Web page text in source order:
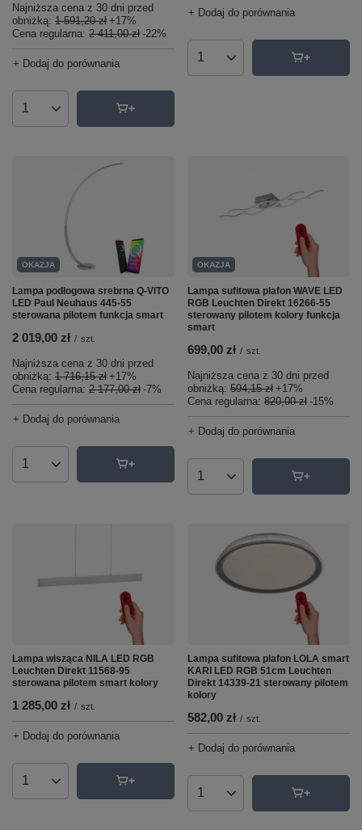
Najniższa cena z 30 dni przed
obniżką: 1 591,20 zł +17%
Cena regularna: 2 411,00 zł -22%
+ Dodaj do porównania
Ilość produktów
+ Dodaj do porównania
Ilość produktów
OKAZJA
Lampa podłogowa srebrna Q-VITO
LED Paul Neuhaus 445-55
sterowana pilotem funkcja smart
2 019,00 zł / szt.
Najniższa cena z 30 dni przed
obniżką: 1 716,15 zł +17%
Cena regularna: 2 177,00 zł -7%
+ Dodaj do porównania
Ilość produktów
OKAZJA
Lampa sufitowa plafon WAVE LED
RGB Leuchten Direkt 16266-55
sterowany pilotem kolory funkcja
smart
699,00 zł / szt.
Najniższa cena z 30 dni przed
obniżką: 594,15 zł +17%
Cena regularna: 820,00 zł -15%
+ Dodaj do porównania
Ilość produktów
Lampa wisząca NILA LED RGB
Leuchten Direkt 11568-95
sterowana pilotem smart kolory
1 285,00 zł / szt.
+ Dodaj do porównania
Ilość produktów
Lampa sufitowa plafon LOLA smart
KARI LED RGB 51cm Leuchten
Direkt 14339-21 sterowany pilotem
kolory
582,00 zł / szt.
+ Dodaj do porównania
Ilość produktów